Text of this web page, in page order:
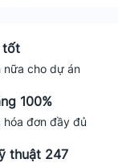
tốt
nữa cho dự án
100%
hóa đơn đầy đủ
thuật 247